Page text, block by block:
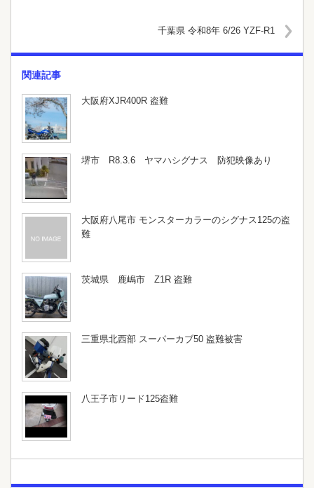
千葉県 令和8年 6/26 YZF-R1
関連記事
大阪府XJR400R 盗難
堺市 R8.3.6 ヤマハシグナス 防犯映像あり
大阪府八尾市 モンスターカラーのシグナス125の盗
難
茨城県 鹿嶋市 Z1R 盗難
三重県北西部 スーパーカブ50 盗難被害
八王子市リード125盗難